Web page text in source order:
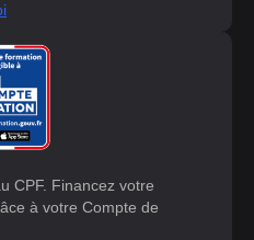
CPF. Financez votre
à votre Compte de